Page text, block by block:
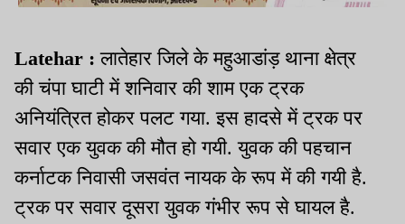
Latehar : लातेहार जिले के महुआडांड़ थाना क्षेत्र
की चंपा घाटी में शनिवार की शाम एक ट्रक
अनियंत्रित होकर पलट गया. इस हादसे में ट्रक पर
सवार एक युवक की मौत हो गयी. युवक की पहचान
कर्नाटक निवासी जसवंत नायक के रूप में की गयी है.
ट्रक पर सवार दूसरा युवक गंभीर रूप से घायल है.